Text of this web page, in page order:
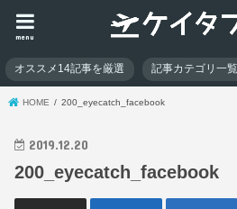
menu
オススメ14記事を厳選 記事カテゴリ一覧
HOME 200_eyecatch_facebook
2019.12.20
200_eyecatch_facebook